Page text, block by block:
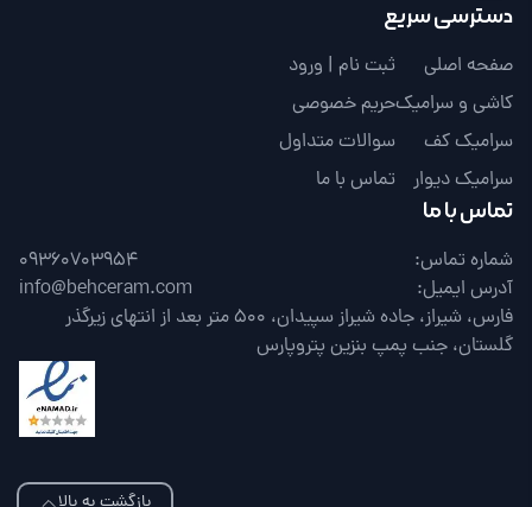
دسترسی سریع
صفحه اصلی
کاشی و سرامیک
سرامیک کف
سرامیک دیوار
ثبت نام | ورود
حریم خصوصی
سوالات متداول
تماس با ما
تماس با ما
شماره تماس:
09360703954
آدرس ایمیل:
info@behceram.com
فارس، شیراز، جاده شیراز سپیدان، 500 متر بعد از انتهای زیرگذر
گلستان، جنب پمپ بنزین پتروپارس